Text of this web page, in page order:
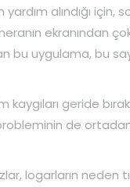
alındığı
ekranından
bu uygulama, bu
geride
de
logarların neden